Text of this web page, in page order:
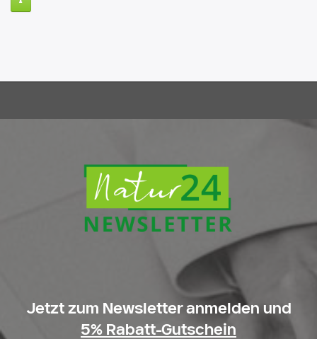
Jetzt zum Newsletter anmelden und
5% Rabatt-Gutschein